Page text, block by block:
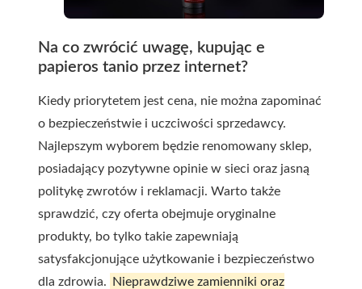
Na co zwrócić uwagę, kupując e
papieros tanio przez internet?
Kiedy priorytetem jest cena, nie można zapominać
o bezpieczeństwie i uczciwości sprzedawcy.
Najlepszym wyborem będzie renomowany sklep,
posiadający pozytywne opinie w sieci oraz jasną
politykę zwrotów i reklamacji. Warto także
sprawdzić, czy oferta obejmuje oryginalne
produkty, bo tylko takie zapewniają
satysfakcjonujące użytkowanie i bezpieczeństwo
dla zdrowia.
Nieprawdziwe zamienniki oraz